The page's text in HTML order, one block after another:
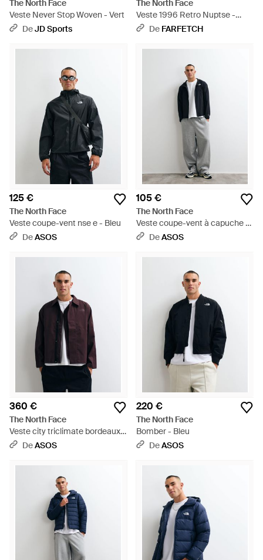
The North Face
Veste Never Stop Woven - Vert
DeJD Sports
The North Face
Veste 1996 Retro Nuptse -
Marron
De FARFETCH
125 €
The North Face
Veste coupe-vent nse e - Bleu
DeASOS
105 €
The North Face
Veste coupe-vent à capuche e
- Gris
DeASOS
360 €
The North Face
Veste city triclimate bordeaux -
BleuDeASOS
220 €
The North Face
Bomber - Bleu
DeASOS